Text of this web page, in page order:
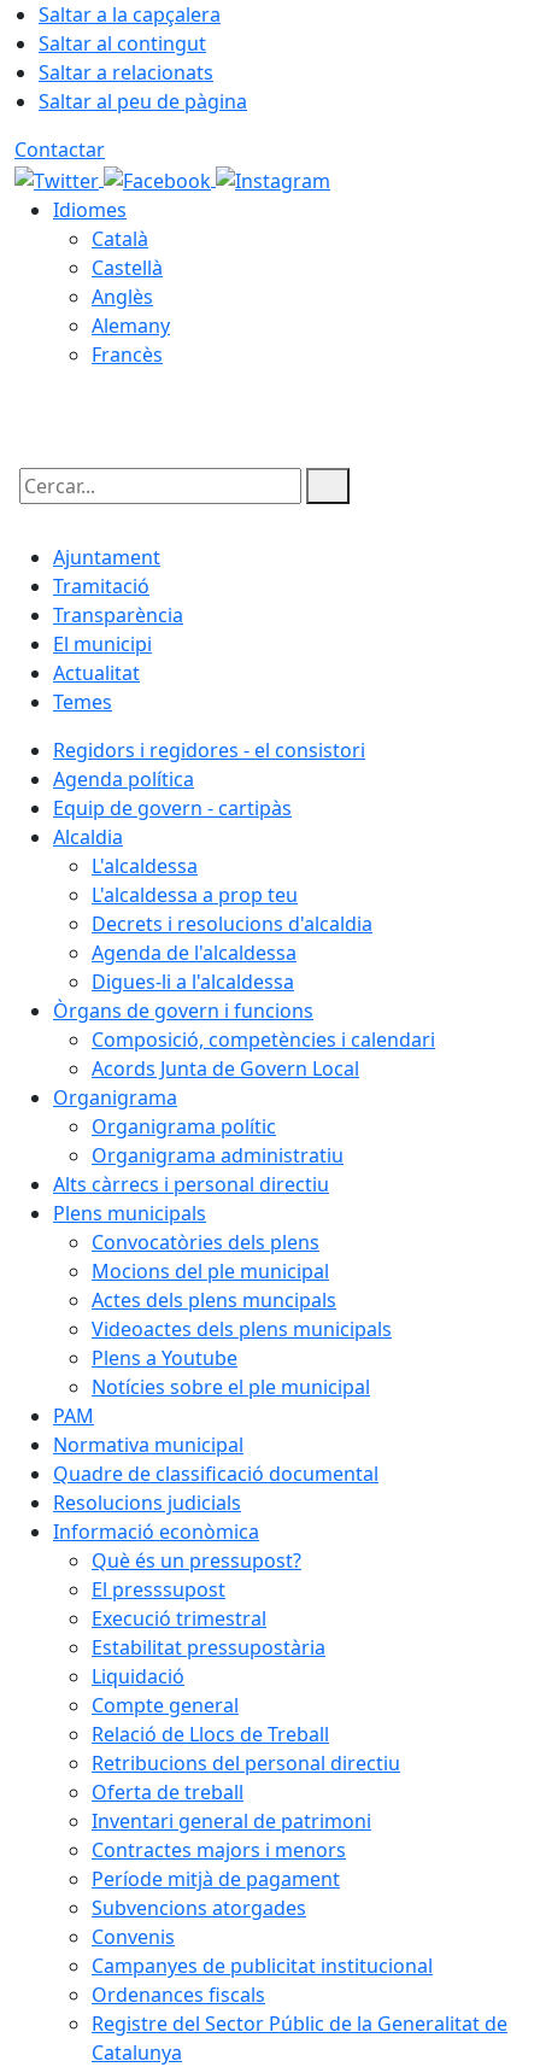
Saltar a la capçalera
Saltar al contingut
Saltar a relacionats
Saltar al peu de pàgina
Contactar
Idiomes
Català
Castellà
Anglès
Alemany
Francès
Cercar:
Ajuntament
Tramitació
Transparència
El municipi
Actualitat
Temes
Regidors i regidores - el consistori
Agenda política
Equip de govern - cartipàs
Alcaldia
L'alcaldessa
L'alcaldessa a prop teu
Decrets i resolucions d'alcaldia
Agenda de l'alcaldessa
Digues-li a l'alcaldessa
Òrgans de govern i funcions
Composició, competències i calendari
Acords Junta de Govern Local
Organigrama
Organigrama polític
Organigrama administratiu
Alts càrrecs i personal directiu
Plens municipals
Convocatòries dels plens
Mocions del ple municipal
Actes dels plens muncipals
Videoactes dels plens municipals
Plens a Youtube
Notícies sobre el ple municipal
PAM
Normativa municipal
Quadre de classificació documental
Resolucions judicials
Informació econòmica
Què és un pressupost?
El presssupost
Execució trimestral
Estabilitat pressupostària
Liquidació
Compte general
Relació de Llocs de Treball
Retribucions del personal directiu
Oferta de treball
Inventari general de patrimoni
Contractes majors i menors
Període mitjà de pagament
Subvencions atorgades
Convenis
Campanyes de publicitat institucional
Ordenances fiscals
Registre del Sector Públic de la Generalitat de
Catalunya